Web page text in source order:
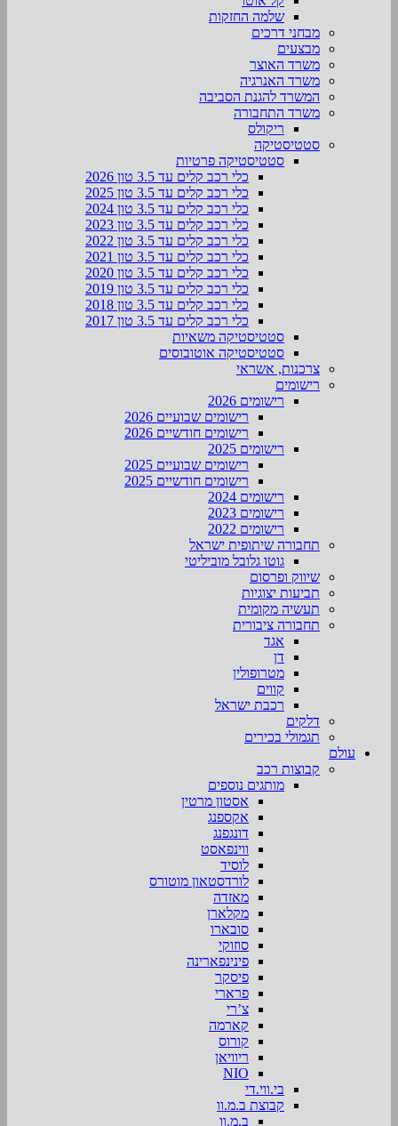
שלמה החזקות
מבחני דרכים
מבצעים
משרד האוצר
משרד האנרגיה
המשרד להגנת הסביבה
משרד התחבורה
ריקולס
סטטיסטיקה
סטטיסטיקה פרטיות
כלי רכב קלים עד 3.5 טון 2026
כלי רכב קלים עד 3.5 טון 2025
כלי רכב קלים עד 3.5 טון 2024
כלי רכב קלים עד 3.5 טון 2023
כלי רכב קלים עד 3.5 טון 2022
כלי רכב קלים עד 3.5 טון 2021
כלי רכב קלים עד 3.5 טון 2020
כלי רכב קלים עד 3.5 טון 2019
כלי רכב קלים עד 3.5 טון 2018
כלי רכב קלים עד 3.5 טון 2017
סטטיסטיקה משאיות
סטטיסטיקה אוטובוסים
צרכנות, אשראי
רישומים
רישומים 2026
רישומים שבועיים 2026
רישומים חודשיים 2026
רישומים 2025
רישומים שבועיים 2025
רישומים חודשיים 2025
רישומים 2024
רישומים 2023
רישומים 2022
תחבורה שיתופית ישראל
גוטו גלובל מוביליטי
שיווק ופרסום
תביעות יצוגיות
תעשיה מקומית
תחבורה ציבורית
אגד
דן
מטרופולין
קווים
רכבת ישראל
דלקים
תגמולי בכירים
עולם
קבוצות רכב
מותגים נוספים
אסטון מרטין
אקספנג
דונגפנג
ווינפאסט
לוסיד
לורדסטאון מוטורס
מאזדה
מקלארן
סובארו
סוזוקי
פינינפארינה
פיסקר
פרארי
צ’רי
קארמה
קורוס
ריוויאן
NIO
בי.ווי.די
קבוצת ב.מ.וו
ב.מ.וו